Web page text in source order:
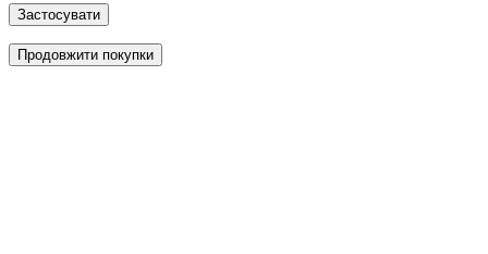
Застосувати
Продовжити покупки